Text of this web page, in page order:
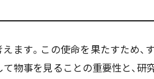
ます。この使命を果たすため、
物事を見ることの重要性と、研